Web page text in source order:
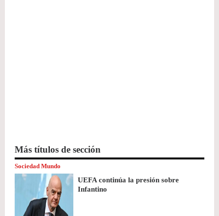
Más títulos de sección
Sociedad Mundo
UEFA continúa la presión sobre
Infantino